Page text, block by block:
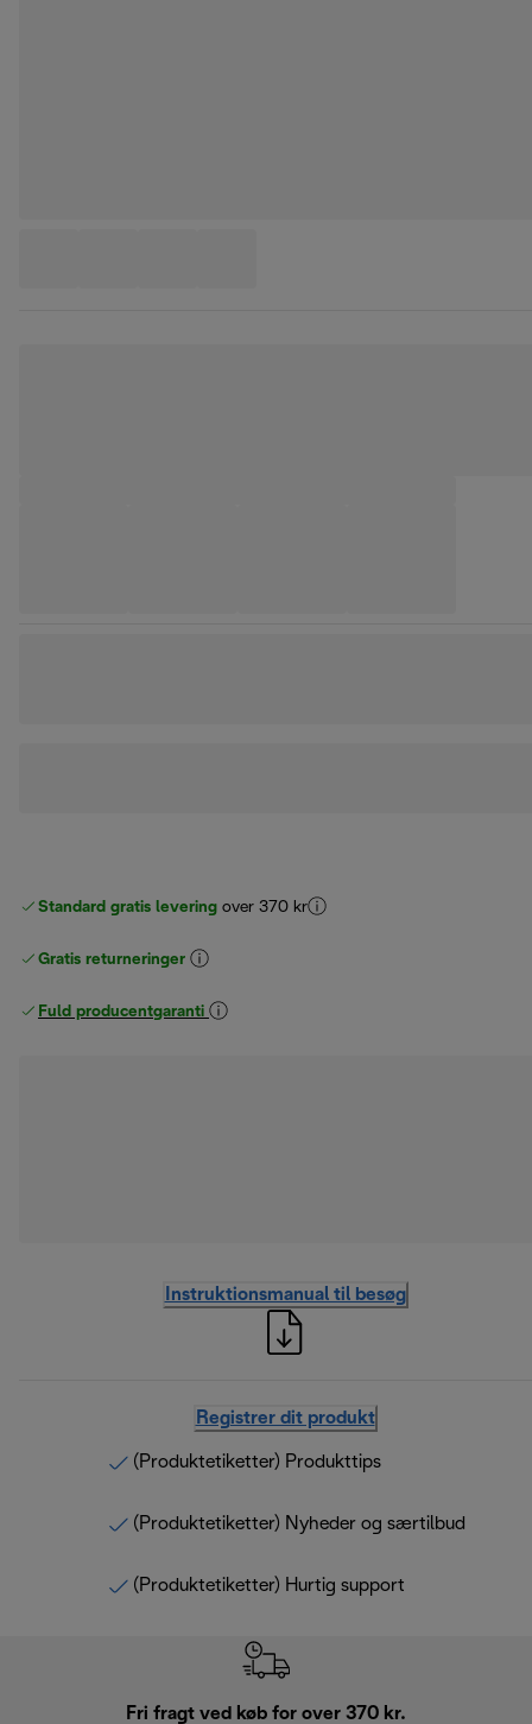
Standard gratis levering over 370 kr
Gratis returneringer
Fuld producentgaranti
Instruktionsmanual til besøg
Registrer dit produkt
(Produktetiketter) Produkttips
(Produktetiketter) Nyheder og særtilbud
(Produktetiketter) Hurtig support
Fri fragt ved køb for over 370 kr.